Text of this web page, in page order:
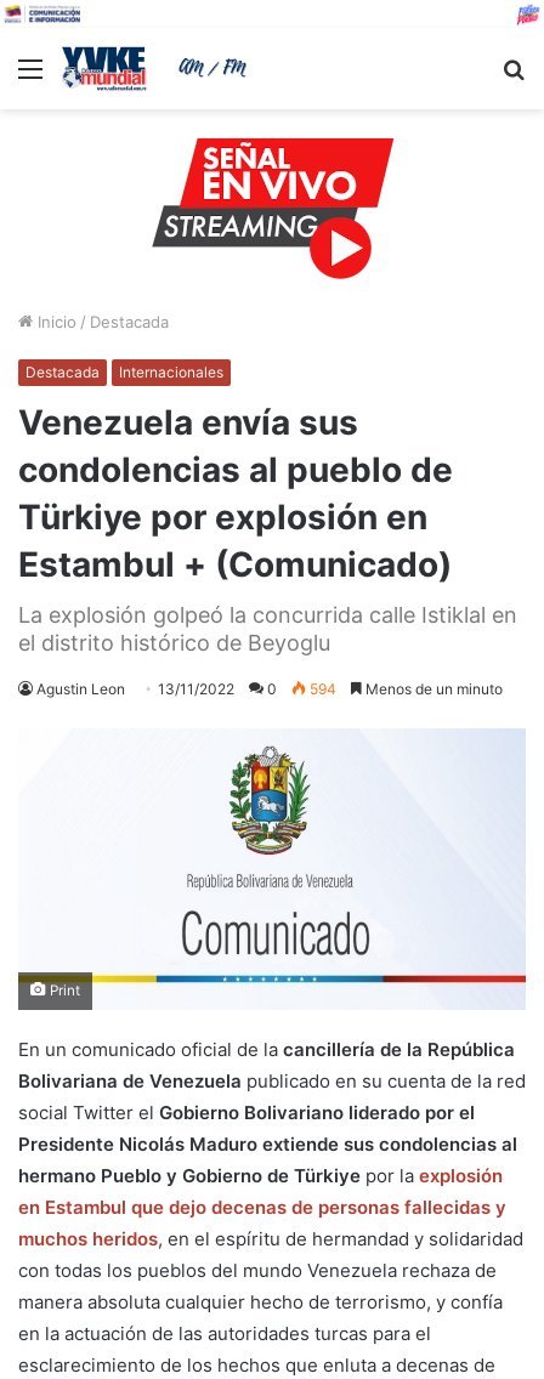
Menu
Inicio / Destacada
Destacada Internacionales
Venezuela envía sus
condolencias al pueblo de
Türkiye por explosión en
Estambul + (Comunicado)
La explosión golpeó la concurrida calle Istiklal en
el distrito histórico de Beyoglu
Agustin Leon 13/11/2022 0 594 Menos de un minuto
Print
En un comunicado oficial de la cancillería de la República
Bolivariana de Venezuela publicado en su cuenta de la red
social Twitter el Gobierno Bolivariano liderado por el
Presidente Nicolás Maduro extiende sus condolencias al
hermano Pueblo y Gobierno de Türkiye por la explosión
en Estambul que dejo decenas de personas fallecidas y
muchos heridos, en el espíritu de hermandad y solidaridad
con todas los pueblos del mundo Venezuela rechaza de
manera absoluta cualquier hecho de terrorismo, y confía
en la actuación de las autoridades turcas para el
esclarecimiento de los hechos que enluta a decenas de